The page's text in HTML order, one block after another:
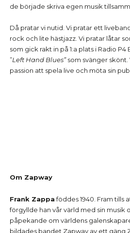
de började skriva egen musik
Då pratar vi nutid. Vi pratar ett
rock och lite hästjazz. Vi pratar låtar
som gick rakt in på 1:a plats i Radio
”Left Hand Blues”som svänger skönt.
passion att spela live och möta sin
Om Zapway
Frank Zappaföddes 1940. Fram tills
förgyllde han vår värld med sin musik
påpekande om världens
bildades bandet Zapway av ett gäng